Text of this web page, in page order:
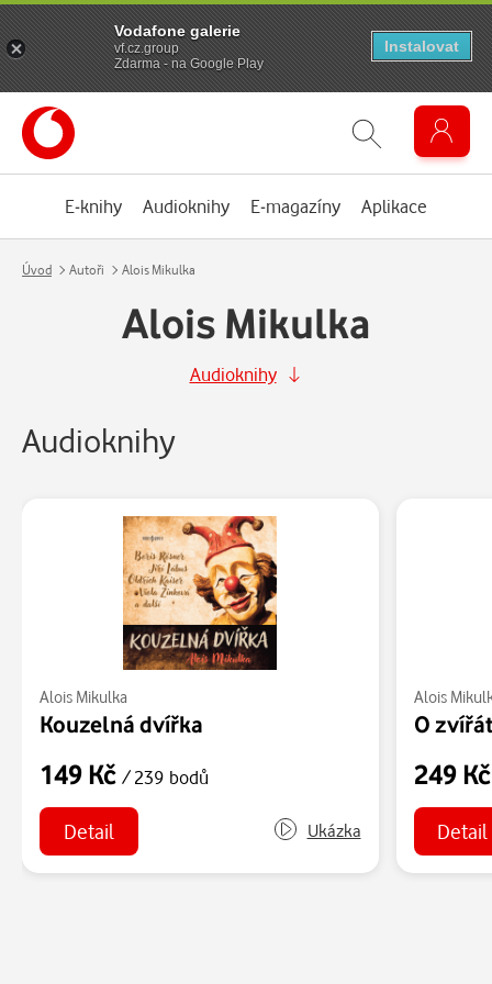
E-knihy Audioknihy E-magazíny Aplikace
Úvod Autoři Alois Mikulka
Alois Mikulka
Audioknihy
Audioknihy
Alois Mikulka
Kouzelná dvířka
149 Kč / 239 bodů
Detail Ukázka
Alois
O
249
Detail
Vodafone galerie
vf.cz.group
Zdarma - na Google Play
Instalovat